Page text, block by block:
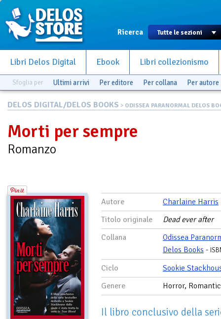
Ricerca
Libri Delos Digital Ebook Libri collezionismo
Sfoglia per Ultimi arrivi Per editore Per collana Per autore
DELOS DIGITAL/DELOS BOOKS > ODISSEA PARANORMAL DELOS
Morti per sempre
Romanzo
Autore
Charlaine Harris
Titolo originale
Dead ever after
Collana
Odissea
Delos Books -
Ciclo
Sookie
Genere
Horror,
Il libro conclusivo della